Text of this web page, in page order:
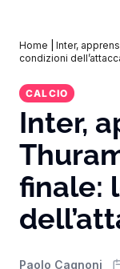
Home
Inter,
condizioni
CALCIO
Inter,
finale:
Paolo Cagnoni